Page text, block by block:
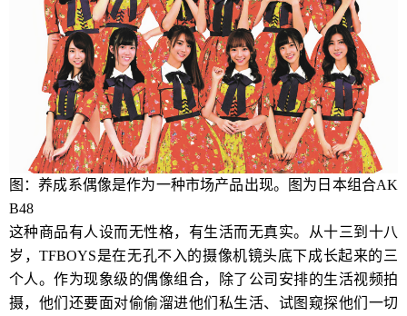
图：养成系偶像是作为一种市场产品出现。图为日本组合AK
B48
这种商品有人设而无性格，有生活而无真实。从十三到十八
岁，TFBOYS是在无孔不入的摄像机镜头底下成长起来的三
个人。作为现象级的偶像组合，除了公司安排的生活视频拍
摄，他们还要面对偷偷溜进他们私生活、试图窥探他们一切